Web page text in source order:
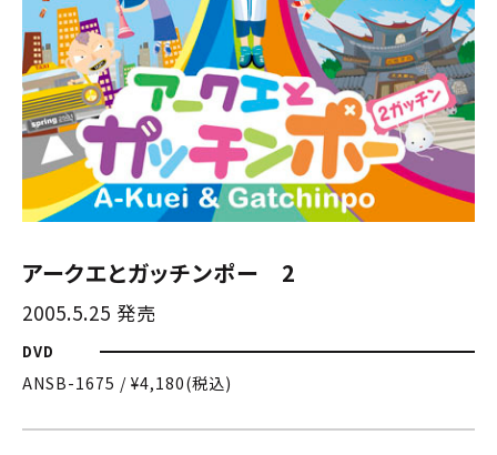
アークエとガッチンポー 2
2005.5.25 発売
DVD
ANSB-1675 / ¥4,180(税込)